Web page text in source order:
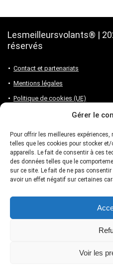
Gérer le
Pour offrir les meilleures
telles que les cookies pour stocker
appareils. Le fait de consentir à ces
des données telles que le
sur ce site. Le fait de ne pas
avoir un effet négatif sur certaines
Voir les
Lesmeilleursvolants® |
réservés
Contact et partenariats
Mentions légales
Politique de cookies (UE)
Notre site fait partie du
souhaitez réaliser un achat en
ne paierez pas un centime de
commission sur la vente nous
Droits d’auteur
auprès des organismes